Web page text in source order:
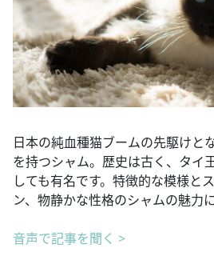
日本の純血種猫ブームの先駆けと
を持つシャム。歴史は古く、タイ
しても有名です。特徴的な模様と
ン、物静かな性格のシャムの魅力
音声で記事を聞く >